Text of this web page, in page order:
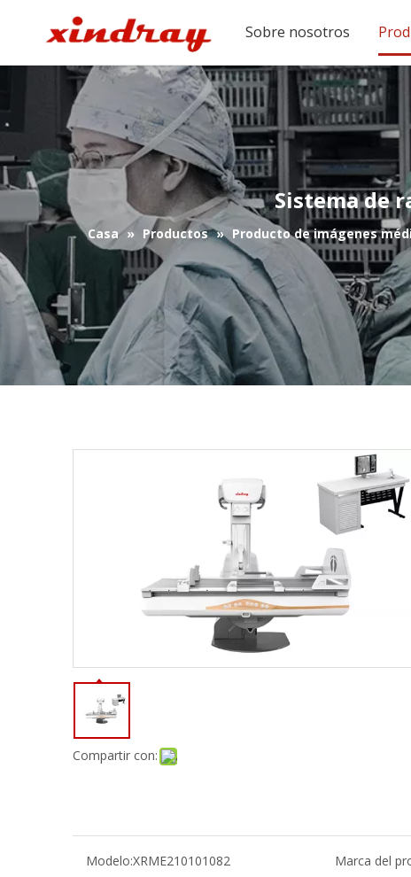
Sobre nosotros
Sistema de
Casa » Productos » Producto de imágenes
Compartir con:
Modelo:XRME210101082 Marca del